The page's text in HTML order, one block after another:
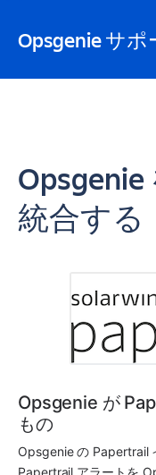
Opsgenie サポ
Opsgenie
統合する
Opsgenie が
もの
Opsgenie の Papertrail
Papertrail アラートを